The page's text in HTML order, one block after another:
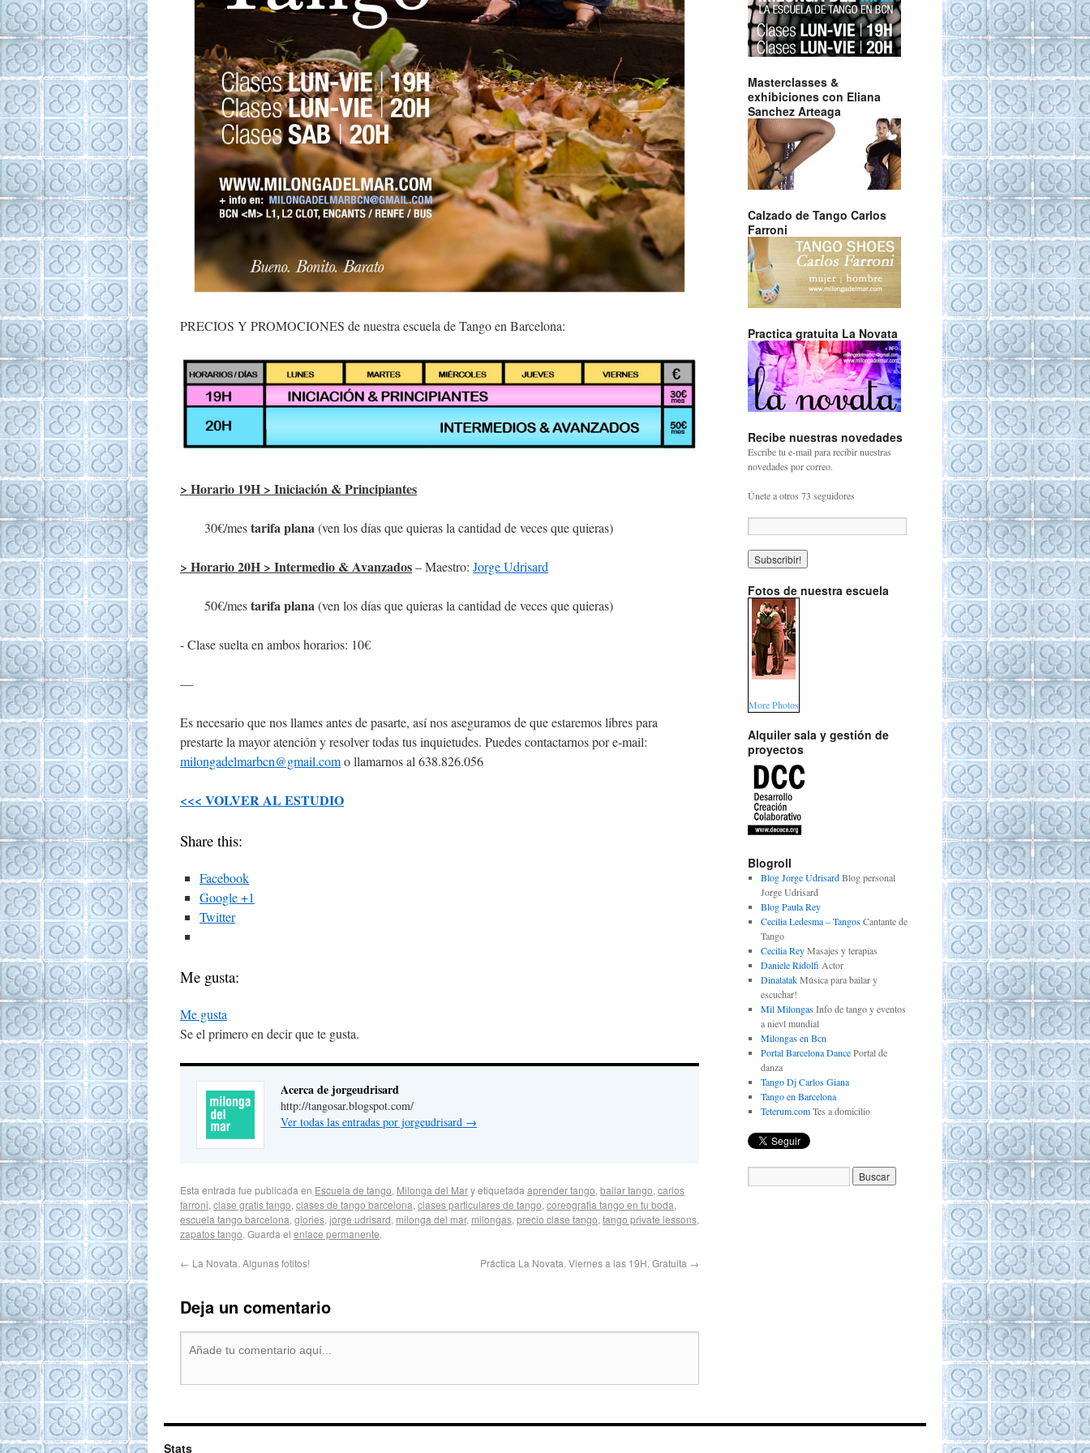
PRECIOS Y PROMOCIONES de nuestra escuela de Tango en Barcelona:
> Horario 19H > Iniciación & Principiantes
30€/mestarifa plana(ven los días que quieras la cantidad de veces que quieras)
> Horario 20H > Intermedio & Avanzados– Maestro: Jorge Udrisard
50€/mestarifa plana(ven los días que quieras la cantidad de veces que quieras)
- Clase suelta en ambos horarios: 10€
—
Es necesario que nos llames antes de pasarte, así nos aseguramos de que estaremos libres para
prestarte la mayor atención y resolver todas tus inquietudes. Puedes contactarnos por e-mail:
milongadelmarbcn@gmail.como llamarnos al 638.826.056
<<< VOLVER AL ESTUDIO
Share this:
Facebook
Google +1
Twitter
Me gusta:
Me gusta
Se el primero en decir que te gusta.
Acerca de jorgeudrisard
http://tangosar.blogspot.com/
Ver todas las entradas por jorgeudrisard →
Esta entrada fue publicada en Escuela de tango, Milonga del Mary etiquetada aprender tango, bailar tango, carlos
farroni, clase gratis tango, clases de tango barcelona, clases particulares de tango, coreografia tango en tu boda,
escuela tango barcelona, glories, jorge udrisard, milonga del mar, milongas, precio clase tango, tango private lessons,
zapatos tango. Guarda el enlace permanente.
← La Novata. Algunas fotitos! Práctica La Novata. Viernes a las 19H. Gratuita →
Deja un comentario
Masterclasses &
exhibiciones con Eliana
Sanchez Arteaga
Calzado de Tango Carlos
Farroni
Practica gratuita La Novata
Recibe nuestras novedades
Escribe tu e-mail para recibir nuestras
novedades por correo.
Únete a otros 73 seguidores
Fotos de nuestra escuela
More Photos
Alquiler sala y gestión de
proyectos
Blogroll
Blog Jorge UdrisardBlog personal
Jorge Udrisard
Blog Paula Rey
Cecilia Ledesma – TangosCantante de
Tango
Cecilia ReyMasajes y terapias
Daniele Ridolfi Actor
DinatatakMúsica para bailar y
escuchar!
Mil MilongasInfo de tango y eventos
a nievl mundial
Milongas en Bcn
Portal Barcelona DancePortal de
danza
Tango Dj Carlos Giana
Tango en Barcelona
Teterum.comTes a domicilio
Stats